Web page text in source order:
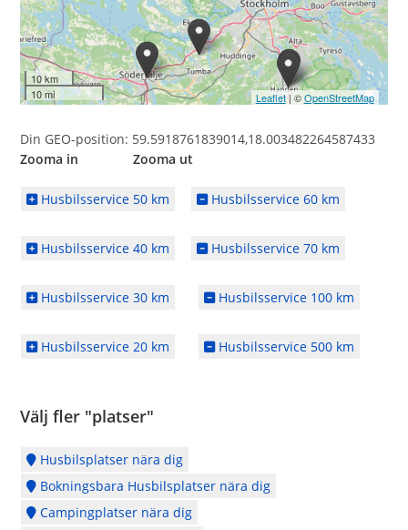
10 km
10 mi
Leaflet| ©OpenStreetMap
Din GEO-position: 59.5918761839014,18.003482264587433
Zooma in Zooma ut
Husbilsservice 50 km Husbilsservice 60 km
Husbilsservice 40 km Husbilsservice 70 km
Husbilsservice 30 km Husbilsservice 100 km
Husbilsservice 20 km Husbilsservice 500 km
Välj fler "platser"
Husbilsplatser nära dig
Bokningsbara Husbilsplatser nära dig
Campingplatser nära dig